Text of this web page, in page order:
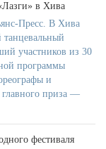
в Хива
Пресс. В Хива
участников из 30
программы
и
главного приза —
фестиваля